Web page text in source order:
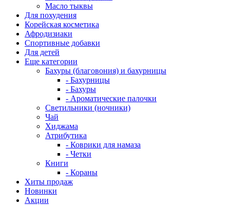
Масло тыквы
Для похудения
Корейская косметика
Афродизиаки
Спортивные добавки
Для детей
Еще категории
Бахуры (благовония) и бахурницы
- Бахурницы
- Бахуры
- Ароматические палочки
Светильники (ночники)
Чай
Хиджама
Атрибутика
- Коврики для намаза
- Четки
Книги
- Кораны
Хиты продаж
Новинки
Акции